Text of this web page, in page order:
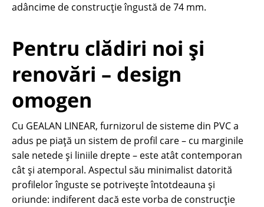
adâncime de construcție îngustă de 74 mm.
Pentru clădiri noi și
renovări – design
omogen
Cu GEALAN LINEAR, furnizorul de sisteme din PVC a
adus pe piață un sistem de profil care – cu marginile
sale netede și liniile drepte – este atât contemporan
cât și atemporal. Aspectul său minimalist datorită
profilelor înguste se potrivește întotdeauna și
oriunde: indiferent dacă este vorba de construcție